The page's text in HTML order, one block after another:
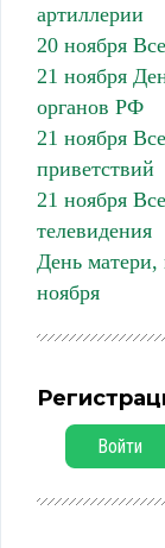
артиллерии
20 ноября
21 ноября
органов РФ
21 ноября
приветствий
21 ноября
телевидения
День матери,
ноября
Войти